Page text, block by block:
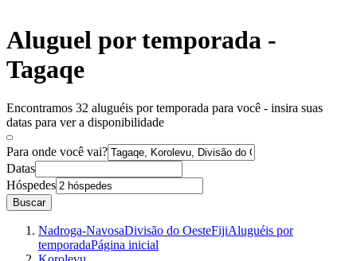
Aluguel por temporada -
Tagaqe
Encontramos 32 aluguéis por temporada para você - insira suas
datas para ver a disponibilidade
Para onde você vai?
Datas
Hóspedes
Buscar
Nadroga-NavosaDivisão do OesteFijiAluguéis por
temporadaPágina inicial